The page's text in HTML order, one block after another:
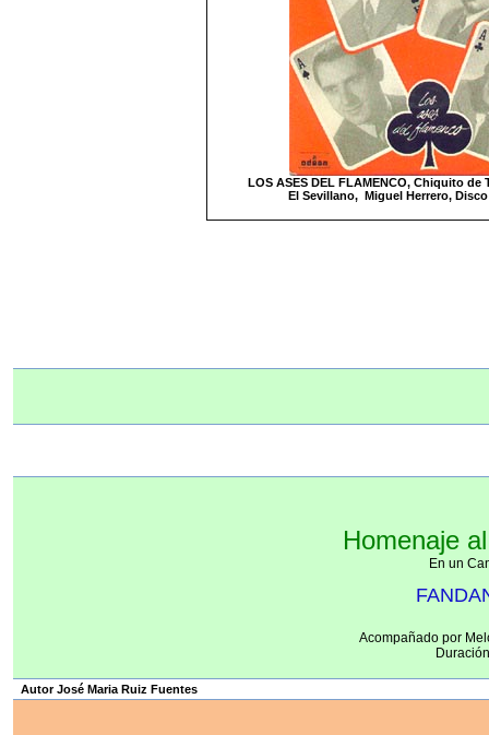
LOS ASES DEL FLAMENCO, Chiquito de
El Sevillano, Miguel Herrero, Disco
Homenaje
En un
Acompañado por
Autor José Maria Ruiz Fuentes